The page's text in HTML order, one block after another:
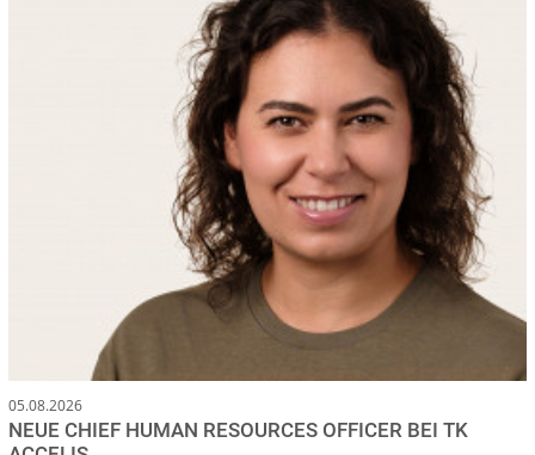
05.08.2026
NEUE CHIEF HUMAN RESOURCES OFFICER BEI TK